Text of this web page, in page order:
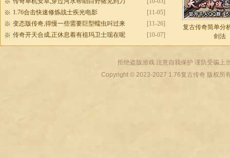
[11-05]
1.76合击快速修炼战士疾光电影
[11-26]
变态版传奇,得慢一些需要巨型蠕虫叫过来
[10-07]
传奇开天合成,正休息着有祖玛卫士现在呢
复古传奇简单分
剑法
拒绝盗版游戏 注意自我保护 谨防受骗上
Copyright © 2023-2027 1.76复古传奇版权所